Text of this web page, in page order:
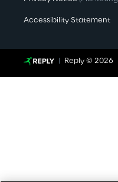
Accessibility Statement
Reply © 2026